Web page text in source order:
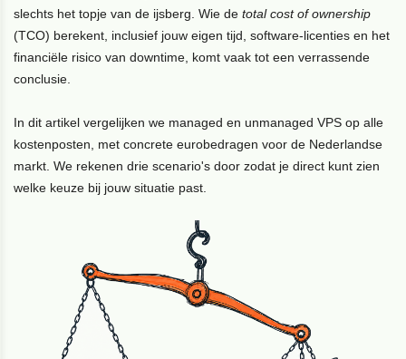
slechts het topje van de ijsberg. Wie detotal cost of ownership
(TCO) berekent, inclusief jouw eigen tijd, software-licenties en het
financiële risico van downtime, komt vaak tot een verrassende
conclusie.
In dit artikel vergelijken we managed en unmanaged VPS op alle
kostenposten, met concrete eurobedragen voor de Nederlandse
markt. We rekenen drie scenario's door zodat je direct kunt zien
welke keuze bij jouw situatie past.